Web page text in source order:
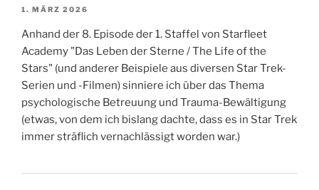
1. MÄRZ 2026
Anhand der 8. Episode der 1. Staffel von Starfleet
Academy "Das Leben der Sterne / The Life of the
Stars" (und anderer Beispiele aus diversen Star Trek-
Serien und -Filmen) sinniere ich über das Thema
psychologische Betreuung und Trauma-Bewältigung
(etwas, von dem ich bislang dachte, dass es in Star Trek
immer sträflich vernachlässigt worden war.)